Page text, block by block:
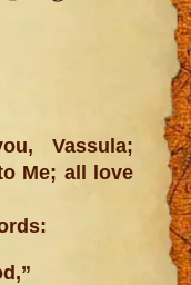
Vassula;
Me; all love